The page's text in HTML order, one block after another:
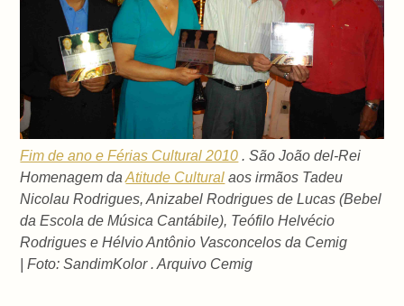
Fim de ano e Férias Cultural 2010 . São João del-Rei
Homenagem daAtitude Cultural aos irmãos Tadeu
Nicolau Rodrigues, Anizabel Rodrigues de Lucas (Bebel
da Escola de Música Cantábile), Teófilo Helvécio
Rodrigues e Hélvio Antônio Vasconcelos da Cemig
| Foto: SandimKolor . Arquivo Cemig